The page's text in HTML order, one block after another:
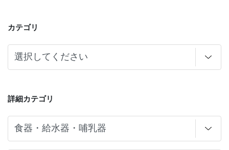
カテゴリ
詳細カテゴリ